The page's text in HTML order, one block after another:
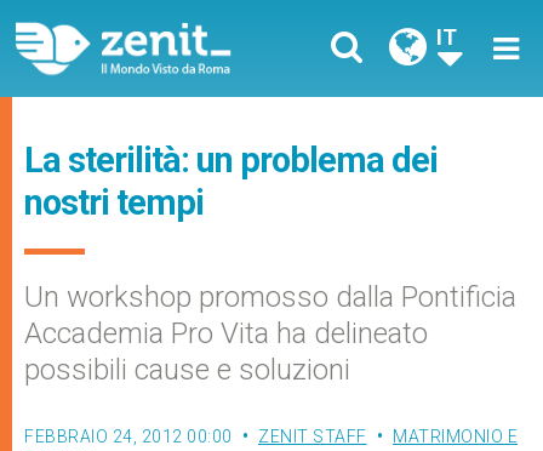
IT
La sterilità: un problema dei
nostri tempi
Un workshop promosso dalla Pontificia
Accademia Pro Vita ha delineato
possibili cause e soluzioni
FEBBRAIO 24, 2012 00:00 ZENIT STAFF
MATRIMONIO E